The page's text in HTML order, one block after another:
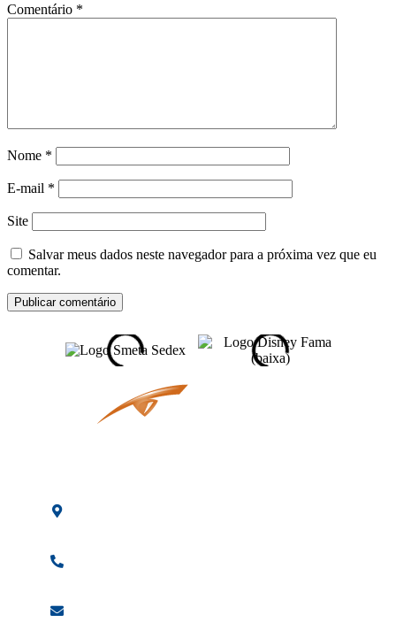
Comentário *
Nome *
E-mail *
Site
Salvar meus dados neste navegador para a próxima vez que eu
comentar.